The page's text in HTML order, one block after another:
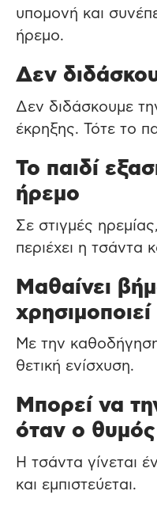
υπομονή και
ήρεμο.
Δεν
Δεν διδάσκουμε
έκρηξης. Τότε το
Το παιδί
ήρεμο
Σε στιγμές
περιέχει η τσάντα
Μαθαίνει
χρησιμοποιεί
Με την
θετική ενίσχυση.
Μπορεί να
όταν ο
Η τσάντα γίνεται
και εμπιστεύεται.